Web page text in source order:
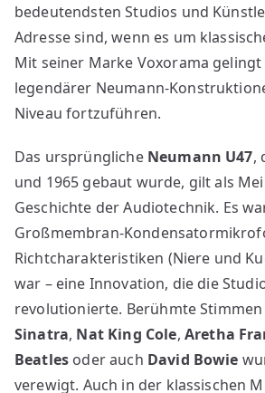
bedeutendsten Studios und
Adresse sind, wenn es um
Mit seiner Marke Voxorama gelingt
legendärer Neumann-
Niveau fortzuführen.
Das ursprüngliche Neumann U47,
und 1965 gebaut wurde, gilt als
Geschichte der Audiotechnik. Es
Großmembran-
Richtcharakteristiken (Niere und
war – eine Innovation, die die
revolutionierte. Berühmte
Sinatra, Nat King Cole, Aretha
Beatles oder auch David Bowie
verewigt. Auch in der klassischen